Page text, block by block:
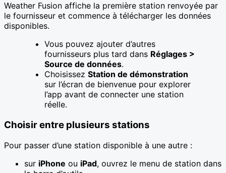
Weather Fusion affiche la première station renvoyée par
le fournisseur et commence à télécharger les données
disponibles.
Vous pouvez ajouter d’autres
fournisseurs plus tard dans Réglages >
Source de données.
Choisissez Station de démonstration
sur l’écran de bienvenue pour explorer
l’app avant de connecter une station
réelle.
Choisir entre plusieurs stations
Pour passer d’une station disponible à une autre :
sur iPhone ou iPad, ouvrez le menu de station dans